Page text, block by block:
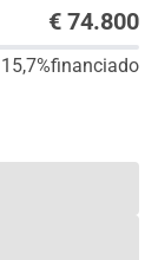
€ 74.800
15,7%financiado